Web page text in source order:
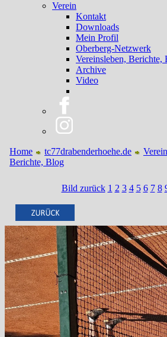
Verein
Kontakt
Downloads
Mein Profil
Oberberg-Netzwerk
Vereinsleben, Berichte,
Archive
Video
Home tc77drabenderhoehe.de Verein
Berichte, Blog
Bild zurück 1 2 3 4 5 6 7 8